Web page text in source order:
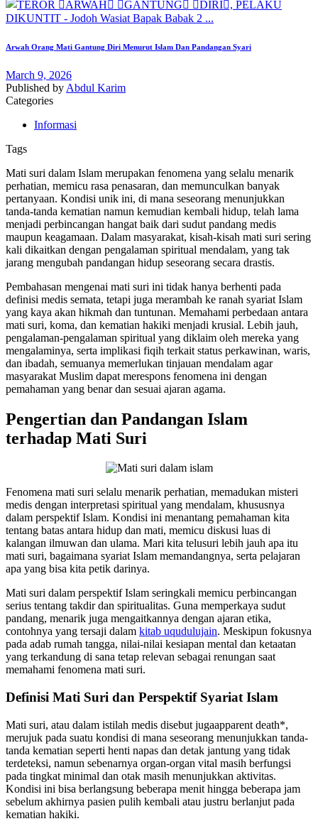
Arwah Orang Mati Gantung Diri Menurut Islam Dan Pandangan Syari
March 9, 2026
Published by Abdul Karim
Categories
Informasi
Tags
Mati suri dalam Islam merupakan fenomena yang selalu menarik
perhatian, memicu rasa penasaran, dan memunculkan banyak
pertanyaan. Kondisi unik ini, di mana seseorang menunjukkan
tanda-tanda kematian namun kemudian kembali hidup, telah lama
menjadi perbincangan hangat baik dari sudut pandang medis
maupun keagamaan. Dalam masyarakat, kisah-kisah mati suri sering
kali dikaitkan dengan pengalaman spiritual mendalam, yang tak
jarang mengubah pandangan hidup seseorang secara drastis.
Pembahasan mengenai mati suri ini tidak hanya berhenti pada
definisi medis semata, tetapi juga merambah ke ranah syariat Islam
yang kaya akan hikmah dan tuntunan. Memahami perbedaan antara
mati suri, koma, dan kematian hakiki menjadi krusial. Lebih jauh,
pengalaman-pengalaman spiritual yang diklaim oleh mereka yang
mengalaminya, serta implikasi fiqih terkait status perkawinan, waris,
dan ibadah, semuanya memerlukan tinjauan mendalam agar
masyarakat Muslim dapat merespons fenomena ini dengan
pemahaman yang benar dan sesuai ajaran agama.
Pengertian dan Pandangan Islam
terhadap Mati Suri
Fenomena mati suri selalu menarik perhatian, memadukan misteri
medis dengan interpretasi spiritual yang mendalam, khususnya
dalam perspektif Islam. Kondisi ini menantang pemahaman kita
tentang batas antara hidup dan mati, memicu diskusi luas di
kalangan ilmuwan dan ulama. Mari kita telusuri lebih jauh apa itu
mati suri, bagaimana syariat Islam memandangnya, serta pelajaran
apa yang bisa kita petik darinya.
Mati suri dalam perspektif Islam seringkali memicu perbincangan
serius tentang takdir dan spiritualitas. Guna memperkaya sudut
pandang, menarik juga mengaitkannya dengan ajaran etika,
contohnya yang tersaji dalam kitab uqudulujain. Meskipun fokusnya
pada adab rumah tangga, nilai-nilai kesiapan mental dan ketaatan
yang terkandung di sana tetap relevan sebagai renungan saat
memahami fenomena mati suri.
Definisi Mati Suri dan Perspektif Syariat Islam
Mati suri, atau dalam istilah medis disebut jugaapparent death*,
merujuk pada suatu kondisi di mana seseorang menunjukkan tanda-
tanda kematian seperti henti napas dan detak jantung yang tidak
terdeteksi, namun sebenarnya organ-organ vital masih berfungsi
pada tingkat minimal dan otak masih menunjukkan aktivitas.
Kondisi ini bisa berlangsung beberapa menit hingga beberapa jam
sebelum akhirnya pasien pulih kembali atau justru berlanjut pada
kematian hakiki.